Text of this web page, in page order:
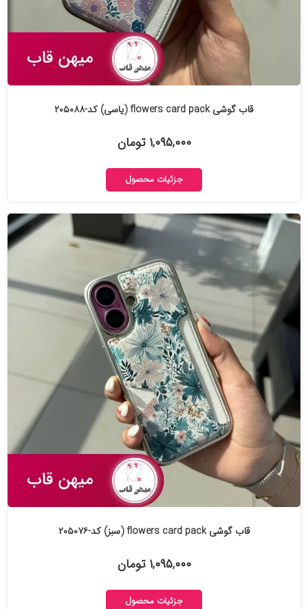
قاب گوشی flowers card pack (یاسی) کد-۲۰۵۰۸۸
۱,۰۹۵,۰۰۰ تومان
جزئیات محصول
قاب گوشی flowers card pack (سبز) کد-۲۰۵۰۷۶
۱,۰۹۵,۰۰۰ تومان
جزئیات محصول